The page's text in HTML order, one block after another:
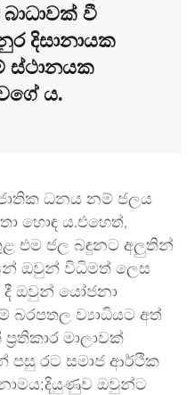
වී
දිසානායක
ස්ථානයක
ය.
ධනය නම් ජලය
හොඳ ය.එහෙත්,
එම ජල බඳුනට අලුතින්
ඔවුන් විධිමත් ලෙස
ඔවුන් යෝජනා
බරපතල ව්‍යාධියට අත්
මාලාවක්
රට සමාජ ආර්ථික
ඔවුන්ට